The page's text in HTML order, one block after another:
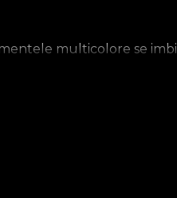
multicolore se
Cand mana se misca
din Vlies. Aceasta
Linen, un material